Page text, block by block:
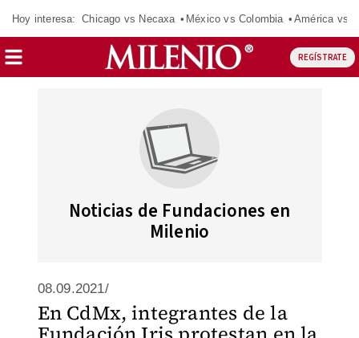
Hoy interesa: Chicago vs Necaxa México vs Colombia América vs
REGÍSTRATE
Noticias de Fundaciones en
Milenio
08.09.2021/
En CdMx, integrantes de la